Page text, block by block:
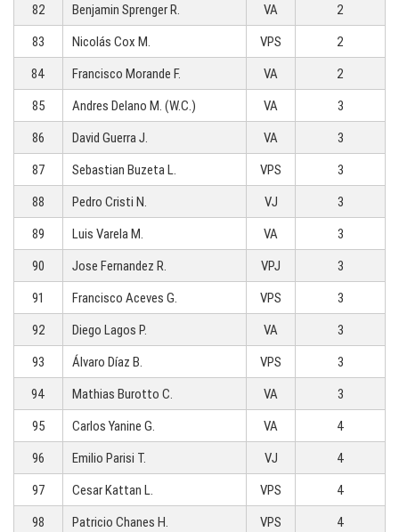
82
Benjamin Sprenger R. VA
2
83
Nicolás Cox M. VPS
2
84
Francisco Morande F. VA
2
85
Andres Delano M. (W.C.) VA
3
86
David Guerra J. VA
3
87
Sebastian Buzeta L. VPS
3
88
Pedro Cristi N. VJ
3
89
Luis Varela M. VA
3
90
Jose Fernandez R. VPJ
3
91
Francisco Aceves G. VPS
3
92
Diego Lagos P. VA
3
93
Álvaro Díaz B. VPS
3
94
Mathias Burotto C. VA
3
95
Carlos Yanine G. VA
4
96
Emilio Parisi T. VJ
4
97
Cesar Kattan L. VPS
4
98
Patricio Chanes H. VPS
4